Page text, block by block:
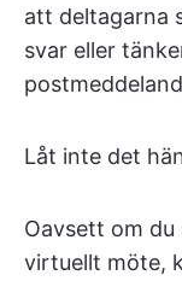
att deltagarna
svar eller
Låt inte det
Oavsett om
virtuellt möte,